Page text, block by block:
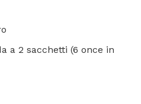
a 2 sacchetti (6 once in